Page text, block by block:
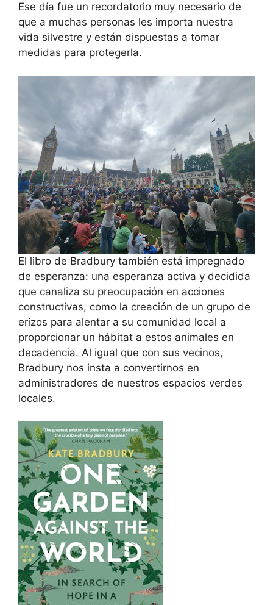
Ese día fue un recordatorio muy necesario de
que a muchas personas les importa nuestra
vida silvestre y están dispuestas a tomar
medidas para protegerla.
El libro de Bradbury también está impregnado
de esperanza: una esperanza activa y decidida
que canaliza su preocupación en acciones
constructivas, como la creación de un grupo de
erizos para alentar a su comunidad local a
proporcionar un hábitat a estos animales en
decadencia. Al igual que con sus vecinos,
Bradbury nos insta a convertirnos en
administradores de nuestros espacios verdes
locales.